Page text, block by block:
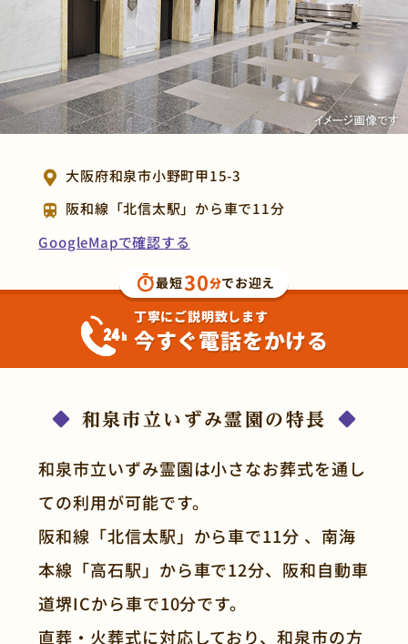
大阪府和泉市小野町甲15-3
阪和線「北信太駅」から車で11分
GoogleMapで確認する
最短30分でお迎え
丁寧にご説明致します
今すぐ電話をかける
和泉市立いずみ霊園の特長
和泉市立いずみ霊園は小さなお葬式を通し
ての利用が可能です。
阪和線「北信太駅」から車で11分 、南海
本線「高石駅」から車で12分、阪和自動車
道堺ICから車で10分です。
直葬・火葬式に対応しており、和泉市の方